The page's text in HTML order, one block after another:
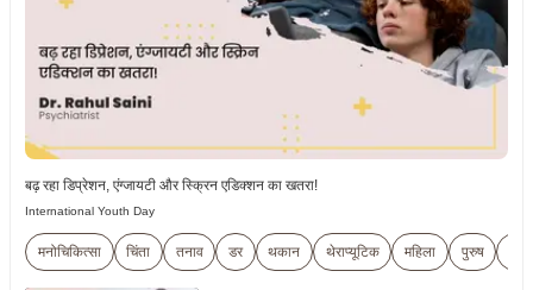
बढ़ रहा डिप्रेशन, एंग्जायटी और स्क्रिन एडिक्शन का खतरा!
International Youth Day
मनोचिकित्सा चिंता तनाव डर थकान थेराप्यूटिक महिला पुरुष